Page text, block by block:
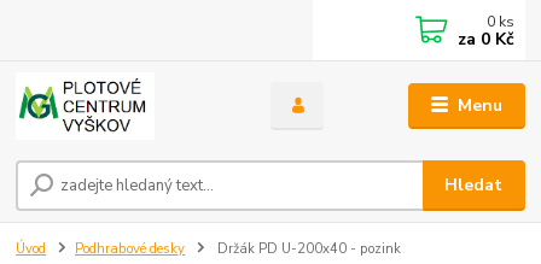
Menu
Hledat
0 ks
za 0 Kč
Úvod Podhrabové desky Držák PD U-200x40 - pozink